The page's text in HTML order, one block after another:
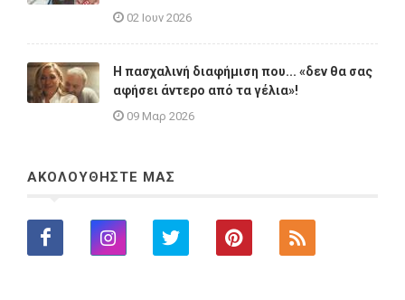
02 Ιουν 2026
Η πασχαλινή διαφήμιση που... «δεν θα σας
αφήσει άντερο από τα γέλια»!
09 Μαρ 2026
ΑΚΟΛΟΥΘΗΣΤΕ ΜΑΣ